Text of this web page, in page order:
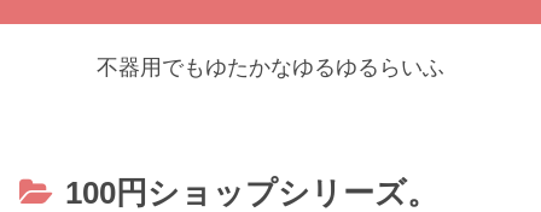
不器用でもゆたかなゆるゆるらいふ
100円ショップシリーズ。